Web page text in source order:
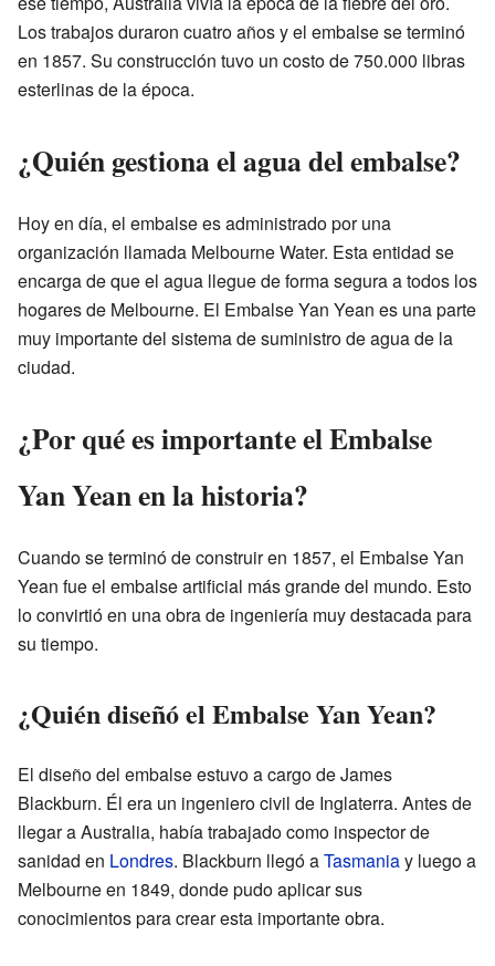
Los trabajos duraron cuatro años y el embalse se terminó
en 1857. Su construcción tuvo un costo de 750.000 libras
esterlinas de la época.
¿Quién gestiona el agua del embalse?
Hoy en día, el embalse es administrado por una
organización llamada Melbourne Water. Esta entidad se
encarga de que el agua llegue de forma segura a todos los
hogares de Melbourne. El Embalse Yan Yean es una parte
muy importante del sistema de suministro de agua de la
ciudad.
¿Por qué es importante el Embalse
Yan Yean en la historia?
Cuando se terminó de construir en 1857, el Embalse Yan
Yean fue el embalse artificial más grande del mundo. Esto
lo convirtió en una obra de ingeniería muy destacada para
su tiempo.
¿Quién diseñó el Embalse Yan Yean?
El diseño del embalse estuvo a cargo de James
Blackburn. Él era un ingeniero civil de Inglaterra. Antes de
llegar a Australia, había trabajado como inspector de
sanidad en Londres. Blackburn llegó aTasmaniay luego a
Melbourne en 1849, donde pudo aplicar sus
conocimientos para crear esta importante obra.